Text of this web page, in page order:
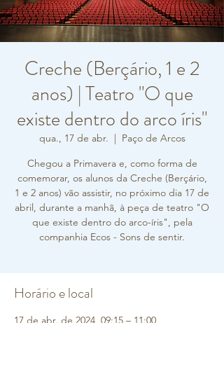
Creche (Berçário, 1 e 2
anos) | Teatro "O que
existe dentro do arco íris"
qua., 17 de abr.
  |
Paço de Arcos
Chegou a Primavera e, como forma de
comemorar, os alunos da Creche (Berçário,
1 e 2 anos) vão assistir, no próximo dia 17 de
abril, durante a manhã, à peça de teatro "O
que existe dentro do arco-íris", pela
companhia Ecos - Sons de sentir.
Horário e local
17 de abr. de 2024, 09:15 – 11:00